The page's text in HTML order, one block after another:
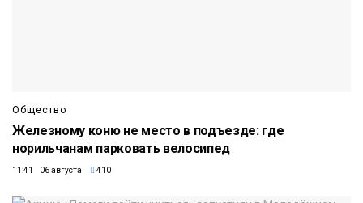
Общество
Железному коню не место в подъезде: где
норильчанам парковать велосипед
11:41 06 августа 410